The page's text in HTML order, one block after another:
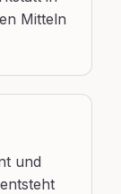
Mitteln
und